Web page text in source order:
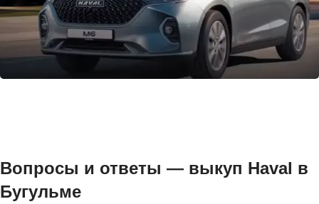
Вопросы и ответы — выкуп Haval в
Бугульме